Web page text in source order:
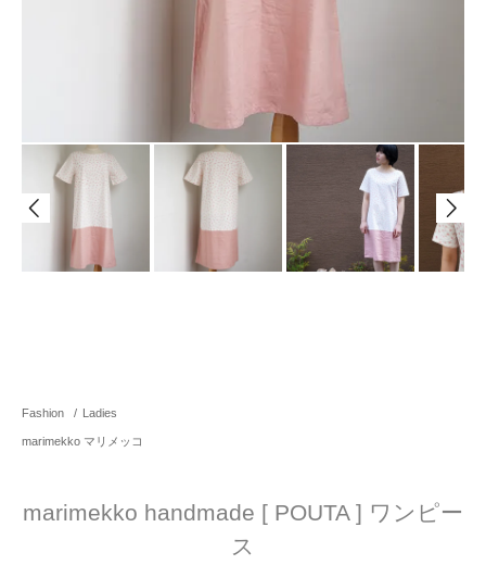
Fashion / Ladies
marimekko マリメッコ
marimekko handmade [ POUTA ] ワンピー
ス